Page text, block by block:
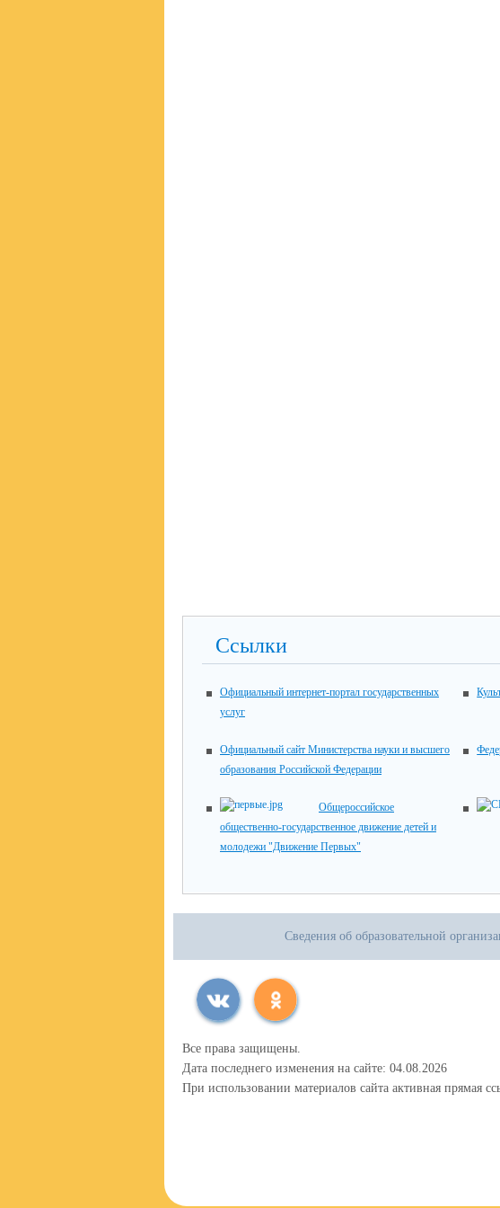
Ссылки
Официальный интернет-портал государственных
услуг
Официальный сайт Министерства науки и высшего
образования Российской Федерации
Общероссийское
общественно-государственное движение детей и
молодежи "Движение Первых"
Сведения об образовательной
Все права защищены.
Дата последнего изменения на сайте: 04.08.2026
При использовании материалов сайта активная прямая